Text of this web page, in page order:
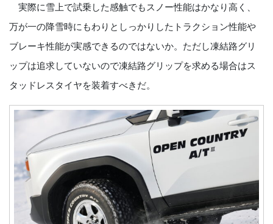
実際に雪上で試乗した感触でもスノー性能はかなり高く、
万が一の降雪時にもわりとしっかりしたトラクション性能や
ブレーキ性能が実感できるのではないか。ただし凍結路グリ
ップは追求していないので凍結路グリップを求める場合はス
タッドレスタイヤを装着すべきだ。